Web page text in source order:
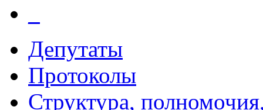
Депутаты
Протоколы
Структура,